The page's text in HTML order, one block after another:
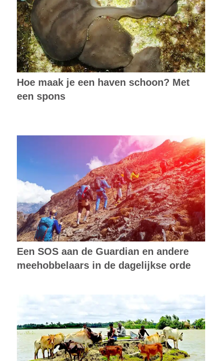
Hoe maak je een haven schoon? Met
een spons
Een SOS aan de Guardian en andere
meehobbelaars in de dagelijkse orde